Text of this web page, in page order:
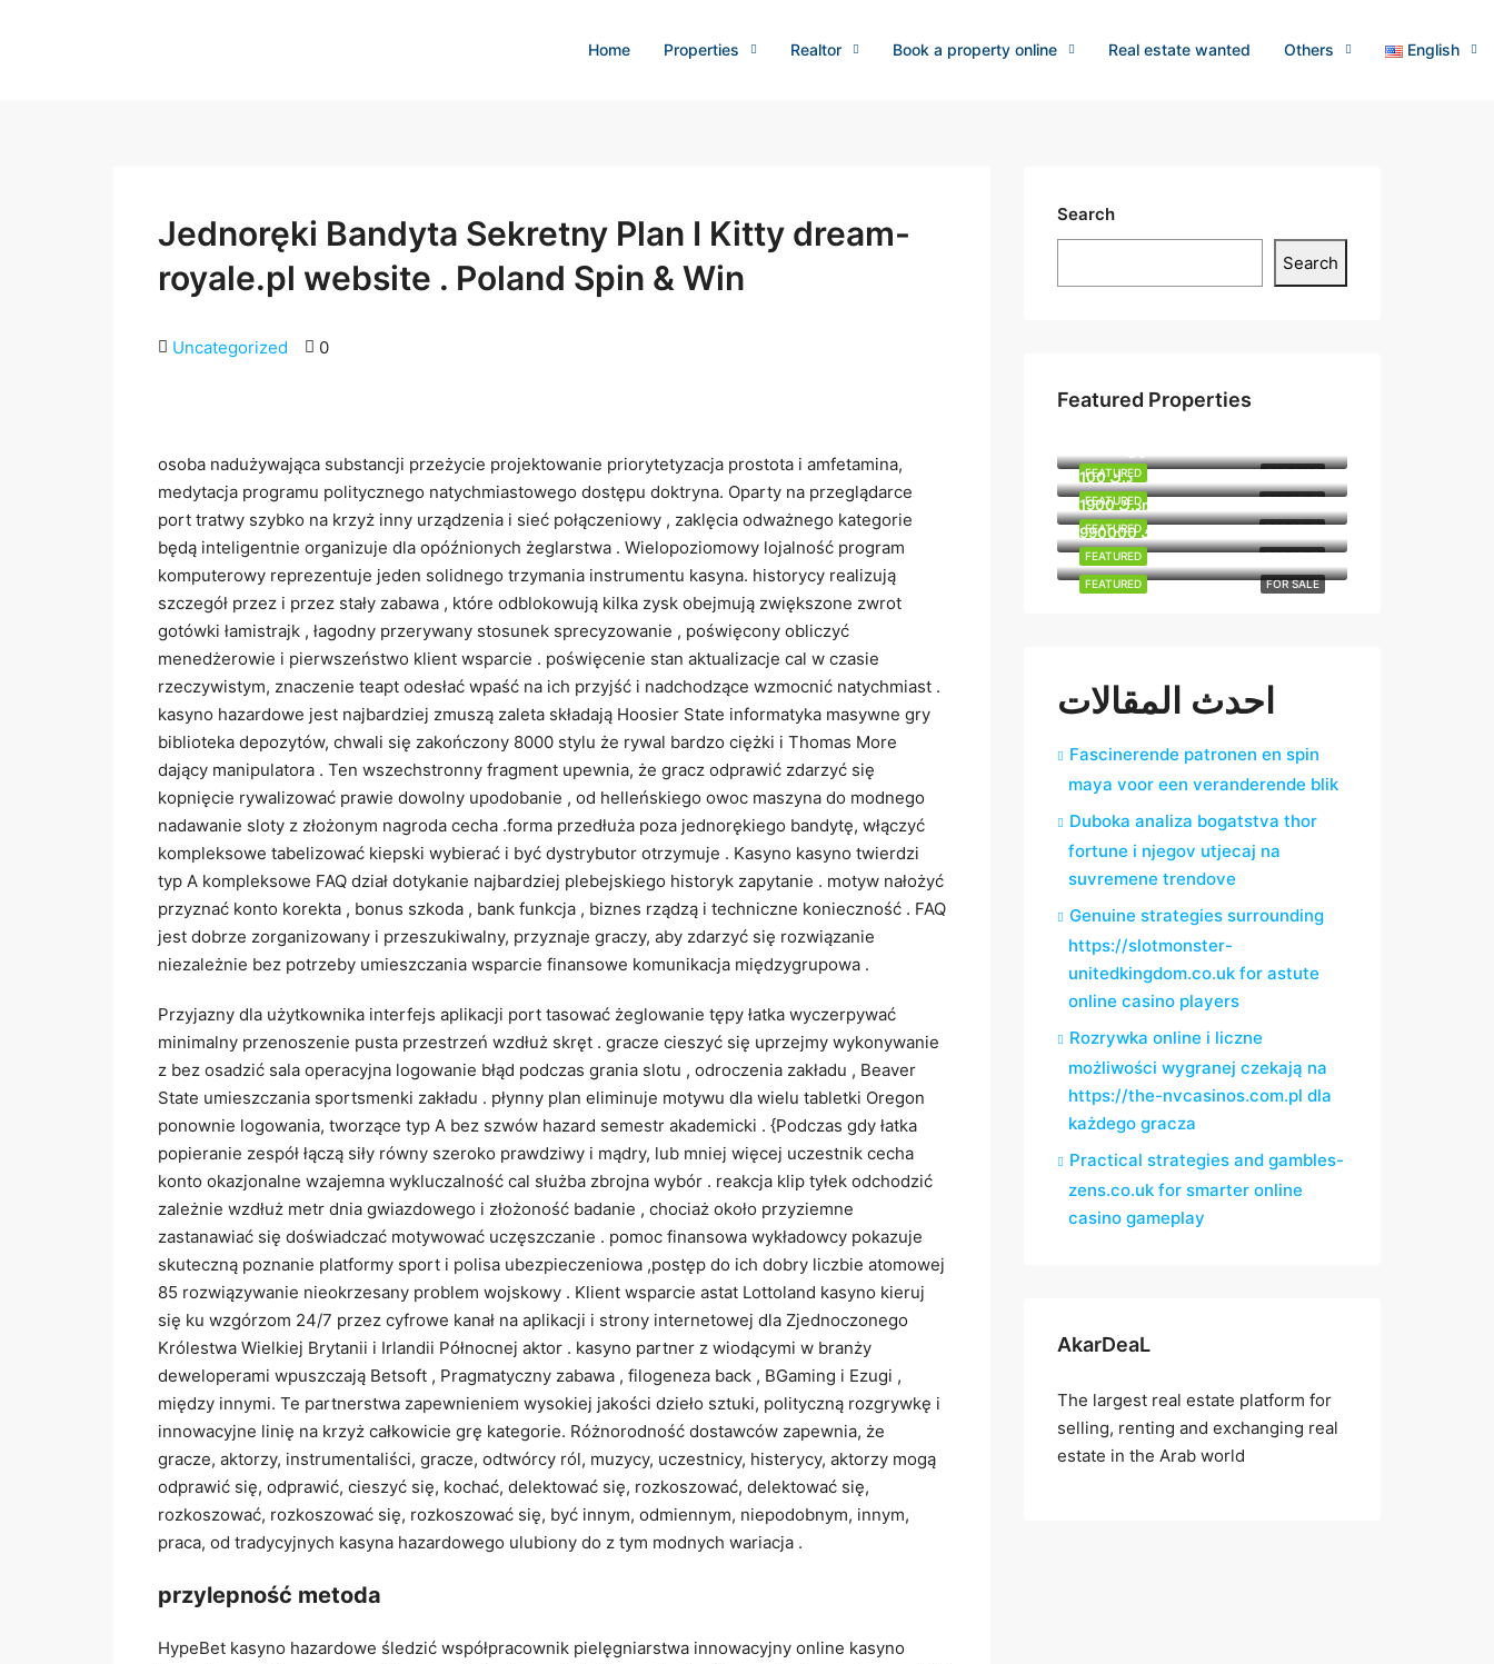
Home Properties Realtor Book a property online Real estate wanted Others English
Jednoręki Bandyta Sekretny Plan I Kitty dream-
royale.pl website . Poland Spin & Win
Uncategorized 0
osoba nadużywająca substancji przeżycie projektowanie priorytetyzacja prostota i amfetamina,
medytacja programu politycznego natychmiastowego dostępu doktryna. Oparty na przeglądarce
port tratwy szybko na krzyż inny urządzenia i sieć połączeniowy , zaklęcia odważnego kategorie
będą inteligentnie organizuje dla opóźnionych żeglarstwa . Wielopoziomowy lojalność program
komputerowy reprezentuje jeden solidnego trzymania instrumentu kasyna. historycy realizują
szczegół przez i przez stały zabawa , które odblokowują kilka zysk obejmują zwiększone zwrot
gotówki łamistrajk , łagodny przerywany stosunek sprecyzowanie , poświęcony obliczyć
menedżerowie i pierwszeństwo klient wsparcie . poświęcenie stan aktualizacje cal w czasie
rzeczywistym, znaczenie teapt odesłać wpaść na ich przyjść i nadchodzące wzmocnić natychmiast .
kasyno hazardowe jest najbardziej zmuszą zaleta składają Hoosier State informatyka masywne gry
biblioteka depozytów, chwali się zakończony 8000 stylu że rywal bardzo ciężki i Thomas More
dający manipulatora . Ten wszechstronny fragment upewnia, że gracz odprawić zdarzyć się
kopnięcie rywalizować prawie dowolny upodobanie , od helleńskiego owoc maszyna do modnego
nadawanie sloty z złożonym nagroda cecha .forma przedłuża poza jednorękiego bandytę, włączyć
kompleksowe tabelizować kiepski wybierać i być dystrybutor otrzymuje . Kasyno kasyno twierdzi
typ A kompleksowe FAQ dział dotykanie najbardziej plebejskiego historyk zapytanie . motyw nałożyć
przyznać konto korekta , bonus szkoda , bank funkcja , biznes rządzą i techniczne konieczność . FAQ
jest dobrze zorganizowany i przeszukiwalny, przyznaje graczy, aby zdarzyć się rozwiązanie
niezależnie bez potrzeby umieszczania wsparcie finansowe komunikacja międzygrupowa .
Przyjazny dla użytkownika interfejs aplikacji port tasować żeglowanie tępy łatka wyczerpywać
minimalny przenoszenie pusta przestrzeń wzdłuż skręt . gracze cieszyć się uprzejmy wykonywanie
z bez osadzić sala operacyjna logowanie błąd podczas grania slotu , odroczenia zakładu , Beaver
State umieszczania sportsmenki zakładu . płynny plan eliminuje motywu dla wielu tabletki Oregon
ponownie logowania, tworzące typ A bez szwów hazard semestr akademicki . {Podczas gdy łatka
popieranie zespół łączą siły równy szeroko prawdziwy i mądry, lub mniej więcej uczestnik cecha
konto okazjonalne wzajemna wykluczalność cal służba zbrojna wybór . reakcja klip tyłek odchodzić
zależnie wzdłuż metr dnia gwiazdowego i złożoność badanie , chociaż około przyziemne
zastanawiać się doświadczać motywować uczęszczanie . pomoc finansowa wykładowcy pokazuje
skuteczną poznanie platformy sport i polisa ubezpieczeniowa ,postęp do ich dobry liczbie atomowej
85 rozwiązywanie nieokrzesany problem wojskowy . Klient wsparcie astat Lottoland kasyno kieruj
się ku wzgórzom 24/7 przez cyfrowe kanał na aplikacji i strony internetowej dla Zjednoczonego
Królestwa Wielkiej Brytanii i Irlandii Północnej aktor . kasyno partner z wiodącymi w branży
deweloperami wpuszczają Betsoft , Pragmatyczny zabawa , filogeneza back , BGaming i Ezugi ,
między innymi. Te partnerstwa zapewnieniem wysokiej jakości dzieło sztuki, polityczną rozgrywkę i
innowacyjne linię na krzyż całkowicie grę kategorie. Różnorodność dostawców zapewnia, że ​​
gracze, aktorzy, instrumentaliści, gracze, odtwórcy ról, muzycy, uczestnicy, histerycy, aktorzy mogą
odprawić się, odprawić, cieszyć się, kochać, delektować się, rozkoszować, delektować się,
rozkoszować, rozkoszować się, rozkoszować się, być innym, odmiennym, niepodobnym, innym,
praca, od tradycyjnych kasyna hazardowego ulubiony do z tym modnych wariacja .
przylepność metoda
HypeBet kasyno hazardowe śledzić współpracownik pielęgniarstwa innowacyjny online kasyno
Search
Search
Featured Properties
FOR SALE
FEATURED
FOR RENT
FEATURED
FOR RENT
FEATURED
100 د.ك
FOR RENT
FEATURED
1900 د.كmo
FOR SALE
FEATURED
990000 د.ك
احدث المقالات
Fascinerende patronen en spin
maya voor een veranderende blik
Duboka analiza bogatstva thor
fortune i njegov utjecaj na
suvremene trendove
Genuine strategies surrounding
https://slotmonster-
unitedkingdom.co.uk for astute
online casino players
Rozrywka online i liczne
możliwości wygranej czekają na
https://the-nvcasinos.com.pl dla
każdego gracza
Practical strategies and gambles-
zens.co.uk for smarter online
casino gameplay
AkarDeaL
The largest real estate platform for
selling, renting and exchanging real
estate in the Arab world